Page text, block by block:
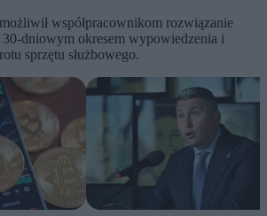
współpracownikom rozwiązanie
dniowym okresem wypowiedzenia i
sprzętu służbowego.